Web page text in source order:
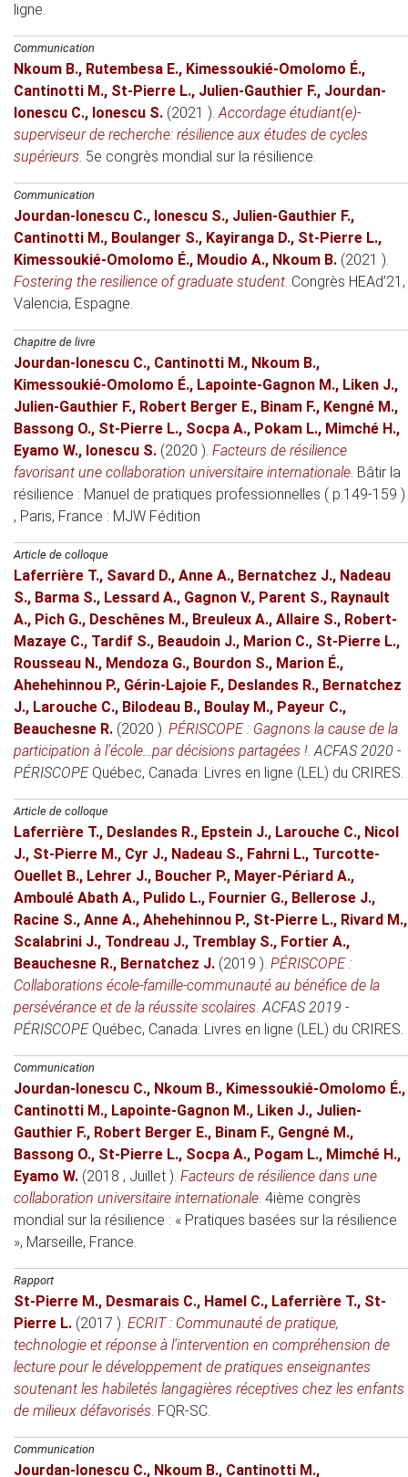
ligne.
Communication
Nkoum B., Rutembesa E., Kimessoukié-Omolomo É.,
Cantinotti M., St-Pierre L., Julien-Gauthier F., Jourdan-
Ionescu C., Ionescu S. (2021 ).Accordage étudiant(e)-
superviseur de recherche: résilience aux études de cycles
supérieurs. 5e congrès mondial sur la résilience.
Communication
Jourdan-Ionescu C., Ionescu S., Julien-Gauthier F.,
Cantinotti M., Boulanger S., Kayiranga D., St-Pierre L.,
Kimessoukié-Omolomo É., Moudio A., Nkoum B. (2021 ).
Fostering the resilience of graduate student. Congrès HEAd’21 ,
Valencia, Espagne.
Chapitre de livre
Jourdan-Ionescu C., Cantinotti M., Nkoum B.,
Kimessoukié-Omolomo É., Lapointe-Gagnon M., Liken J.,
Julien-Gauthier F., Robert Berger E., Binam F., Kengné M.,
Bassong O., St-Pierre L., Socpa A., Pokam L., Mimché H.,
Eyamo W., Ionescu S. (2020 ). Facteurs de résilience
favorisant une collaboration universitaire internationale. Bâtir la
résilience : Manuel de pratiques professionnelles ( p.149-159 )
, Paris, France : MJW Fédition
Article de colloque
Laferrière T., Savard D., Anne A., Bernatchez J., Nadeau
S., Barma S., Lessard A., Gagnon V., Parent S., Raynault
A., Pich G., Deschênes M., Breuleux A., Allaire S., Robert-
Mazaye C., Tardif S., Beaudoin J., Marion C., St-Pierre L.,
Rousseau N., Mendoza G., Bourdon S., Marion É.,
Ahehehinnou P., Gérin-Lajoie F., Deslandes R., Bernatchez
J., Larouche C., Bilodeau B., Boulay M., Payeur C.,
Beauchesne R. (2020 ). PÉRISCOPE : Gagnons la cause de la
participation à l’école…par décisions partagées !.ACFAS 2020 -
PÉRISCOPE Québec, Canada: Livres en ligne (LEL) du CRIRES.
Article de colloque
Laferrière T., Deslandes R., Epstein J., Larouche C., Nicol
J., St-Pierre M., Cyr J., Nadeau S., Fahrni L., Turcotte-
Ouellet B., Lehrer J., Boucher P., Mayer-Périard A.,
Amboulé Abath A., Pulido L., Fournier G., Bellerose J.,
Racine S., Anne A., Ahehehinnou P., St-Pierre L., Rivard M.,
Scalabrini J., Tondreau J., Tremblay S., Fortier A.,
Beauchesne R., Bernatchez J. (2019 ). PÉRISCOPE :
Collaborations école-famille-communauté au bénéfice de la
persévérance et de la réussite scolaires.ACFAS 2019 -
PÉRISCOPE Québec, Canada: Livres en ligne (LEL) du CRIRES.
Communication
Jourdan-Ionescu C., Nkoum B., Kimessoukié-Omolomo É.,
Cantinotti M., Lapointe-Gagnon M., Liken J., Julien-
Gauthier F., Robert Berger E., Binam F., Gengné M.,
Bassong O., St-Pierre L., Socpa A., Pogam L., Mimché H.,
Eyamo W. (2018 , Juillet ). Facteurs de résilience dans une
collaboration universitaire internationale. 4ième congrès
mondial sur la résilience : « Pratiques basées sur la résilience
», Marseille, France.
Rapport
St-Pierre M., Desmarais C., Hamel C., Laferrière T., St-
Pierre L. (2017 ). ECRIT : Communauté de pratique,
technologie et réponse à l'intervention en compréhension de
lecture pour le développement de pratiques enseignantes
soutenant les habiletés langagières réceptives chez les enfants
de milieux défavorisés. FQR-SC.
Communication
Jourdan-Ionescu C., Nkoum B., Cantinotti M.,